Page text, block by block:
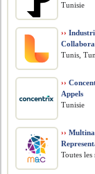
Tunisie
››
Tunis,
››
Appels
Tunisie
››
Toutes